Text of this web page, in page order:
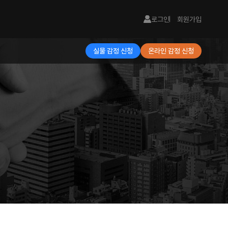
로그인 회원가입
실물 감정 신청 온라인 감정 신청